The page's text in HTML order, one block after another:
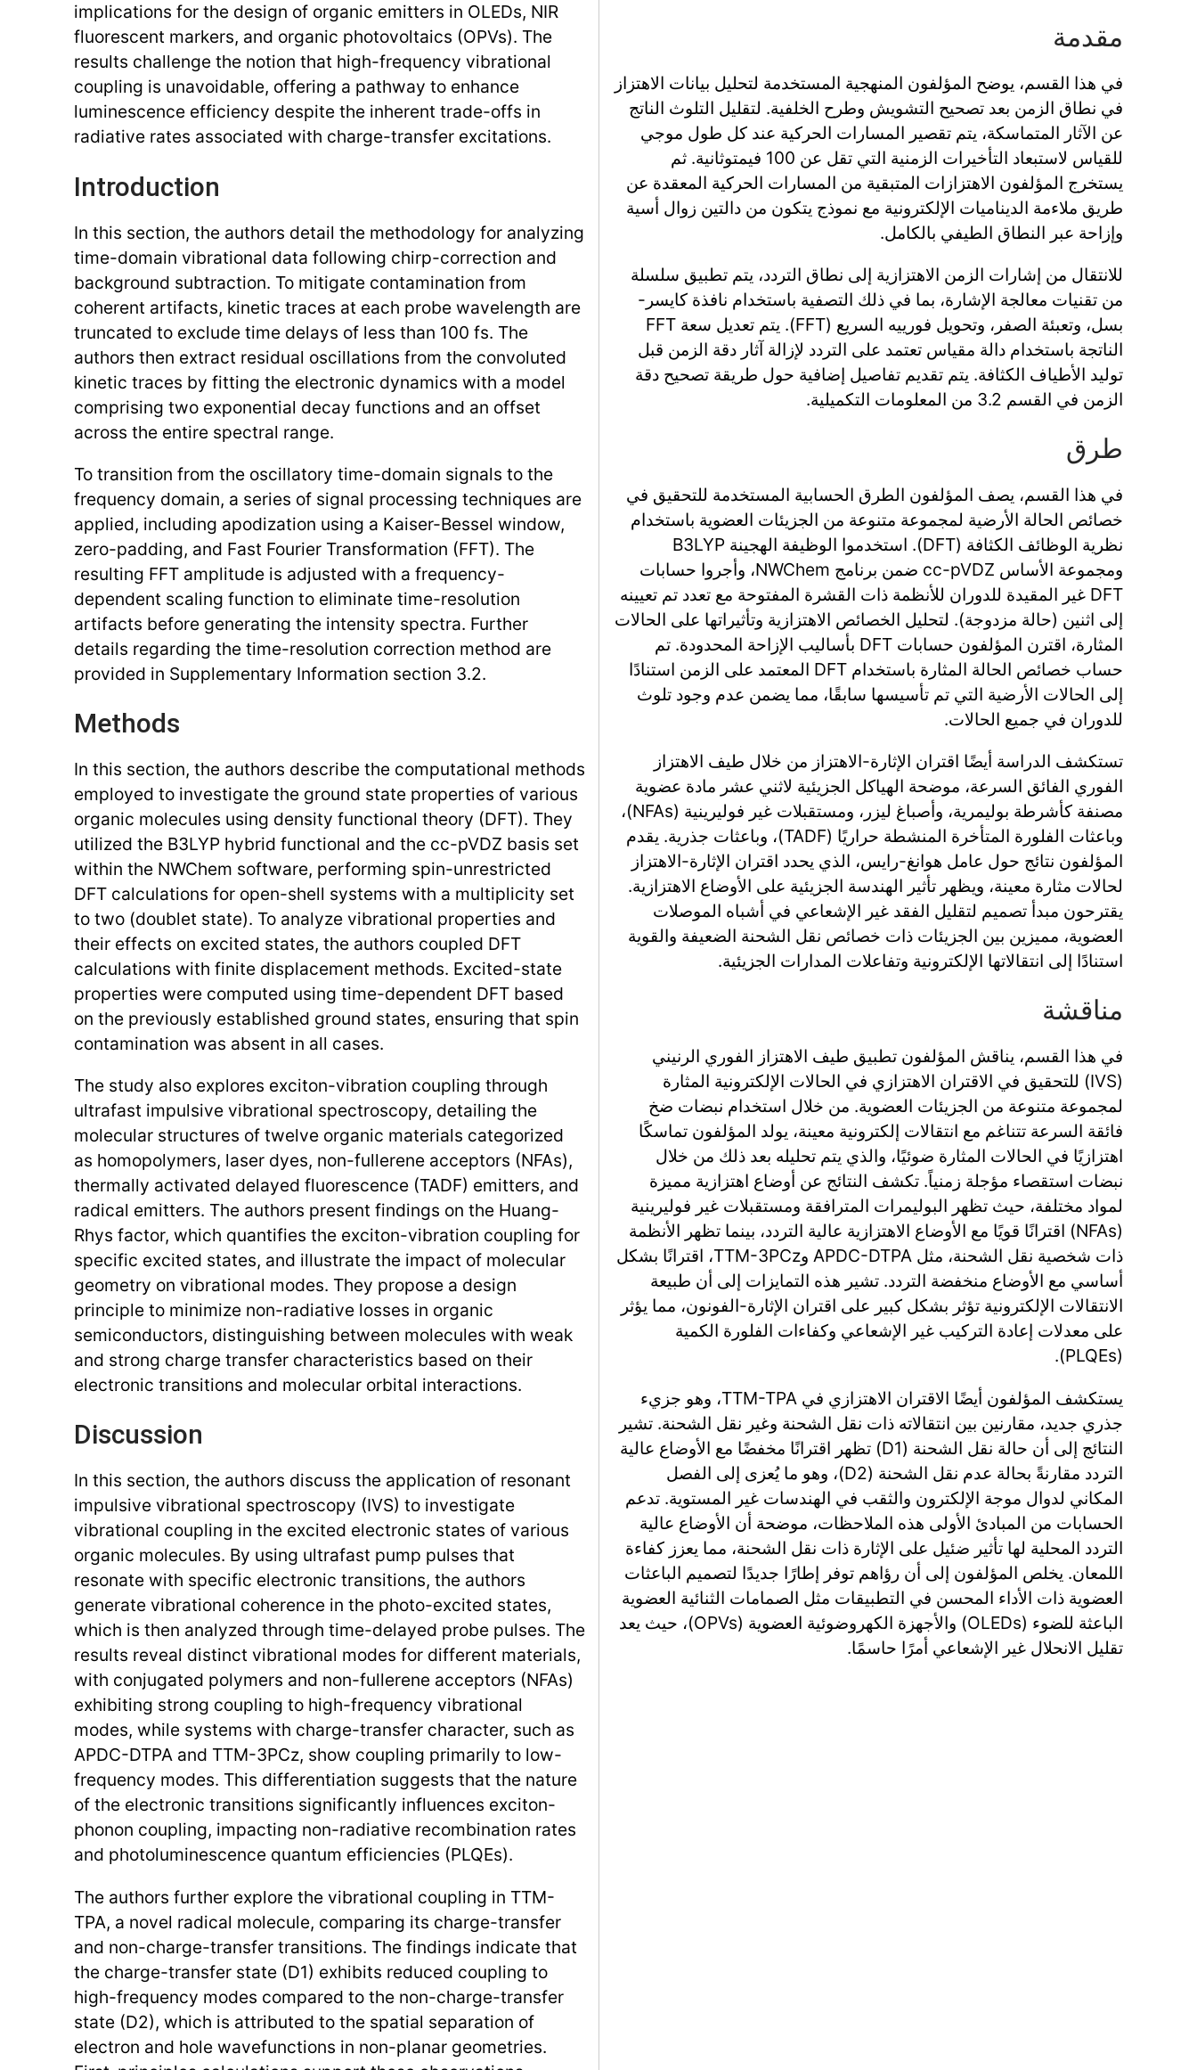
مقدمة
في هذا القسم، يوضح المؤلفون المنهجية المستخدمة لتحليل بيانات الاهتزاز
في نطاق الزمن بعد تصحيح التشويش وطرح الخلفية. لتقليل التلوث الناتج
عن الآثار المتماسكة، يتم تقصير المسارات الحركية عند كل طول موجي
للقياس لاستبعاد التأخيرات الزمنية التي تقل عن 100 فيمتوثانية. ثم
يستخرج المؤلفون الاهتزازات المتبقية من المسارات الحركية المعقدة عن
طريق ملاءمة الديناميات الإلكترونية مع نموذج يتكون من دالتين زوال أسية
وإزاحة عبر النطاق الطيفي بالكامل.
للانتقال من إشارات الزمن الاهتزازية إلى نطاق التردد، يتم تطبيق سلسلة
من تقنيات معالجة الإشارة، بما في ذلك التصفية باستخدام نافذة كايسر-
بسل، وتعبئة الصفر، وتحويل فورييه السريع (FFT). يتم تعديل سعة FFT
الناتجة باستخدام دالة مقياس تعتمد على التردد لإزالة آثار دقة الزمن قبل
توليد الأطياف الكثافة. يتم تقديم تفاصيل إضافية حول طريقة تصحيح دقة
الزمن في القسم 3.2 من المعلومات التكميلية.
طرق
في هذا القسم، يصف المؤلفون الطرق الحسابية المستخدمة للتحقيق في
خصائص الحالة الأرضية لمجموعة متنوعة من الجزيئات العضوية باستخدام
نظرية الوظائف الكثافة (DFT). استخدموا الوظيفة الهجينة B3LYP
ومجموعة الأساس cc-pVDZ ضمن برنامج NWChem، وأجروا حسابات
DFT غير المقيدة للدوران للأنظمة ذات القشرة المفتوحة مع تعدد تم تعيينه
إلى اثنين (حالة مزدوجة). لتحليل الخصائص الاهتزازية وتأثيراتها على الحالات
المثارة، اقترن المؤلفون حسابات DFT بأساليب الإزاحة المحدودة. تم
حساب خصائص الحالة المثارة باستخدام DFT المعتمد على الزمن استنادًا
إلى الحالات الأرضية التي تم تأسيسها سابقًا، مما يضمن عدم وجود تلوث
للدوران في جميع الحالات.
تستكشف الدراسة أيضًا اقتران الإثارة-الاهتزاز من خلال طيف الاهتزاز
الفوري الفائق السرعة، موضحة الهياكل الجزيئية لاثني عشر مادة عضوية
مصنفة كأشرطة بوليمرية، وأصباغ ليزر، ومستقبلات غير فوليرينية (NFAs)،
وباعثات الفلورة المتأخرة المنشطة حراريًا (TADF)، وباعثات جذرية. يقدم
المؤلفون نتائج حول عامل هوانغ-رايس، الذي يحدد اقتران الإثارة-الاهتزاز
لحالات مثارة معينة، ويظهر تأثير الهندسة الجزيئية على الأوضاع الاهتزازية.
يقترحون مبدأ تصميم لتقليل الفقد غير الإشعاعي في أشباه الموصلات
العضوية، مميزين بين الجزيئات ذات خصائص نقل الشحنة الضعيفة والقوية
استنادًا إلى انتقالاتها الإلكترونية وتفاعلات المدارات الجزيئية.
مناقشة
في هذا القسم، يناقش المؤلفون تطبيق طيف الاهتزاز الفوري الرنيني
(IVS) للتحقيق في الاقتران الاهتزازي في الحالات الإلكترونية المثارة
لمجموعة متنوعة من الجزيئات العضوية. من خلال استخدام نبضات ضخ
فائقة السرعة تتناغم مع انتقالات إلكترونية معينة، يولد المؤلفون تماسكًا
اهتزازيًا في الحالات المثارة ضوئيًا، والذي يتم تحليله بعد ذلك من خلال
نبضات استقصاء مؤجلة زمنياً. تكشف النتائج عن أوضاع اهتزازية مميزة
لمواد مختلفة، حيث تظهر البوليمرات المترافقة ومستقبلات غير فوليرينية
(NFAs) اقترانًا قويًا مع الأوضاع الاهتزازية عالية التردد، بينما تظهر الأنظمة
ذات شخصية نقل الشحنة، مثل APDC-DTPA وTTM-3PCz، اقترانًا بشكل
أساسي مع الأوضاع منخفضة التردد. تشير هذه التمايزات إلى أن طبيعة
الانتقالات الإلكترونية تؤثر بشكل كبير على اقتران الإثارة-الفونون، مما يؤثر
على معدلات إعادة التركيب غير الإشعاعي وكفاءات الفلورة الكمية
(PLQEs).
يستكشف المؤلفون أيضًا الاقتران الاهتزازي في TTM-TPA، وهو جزيء
جذري جديد، مقارنين بين انتقالاته ذات نقل الشحنة وغير نقل الشحنة. تشير
النتائج إلى أن حالة نقل الشحنة (D1) تظهر اقترانًا مخفضًا مع الأوضاع عالية
التردد مقارنةً بحالة عدم نقل الشحنة (D2)، وهو ما يُعزى إلى الفصل
المكاني لدوال موجة الإلكترون والثقب في الهندسات غير المستوية. تدعم
الحسابات من المبادئ الأولى هذه الملاحظات، موضحة أن الأوضاع عالية
التردد المحلية لها تأثير ضئيل على الإثارة ذات نقل الشحنة، مما يعزز كفاءة
اللمعان. يخلص المؤلفون إلى أن رؤاهم توفر إطارًا جديدًا لتصميم الباعثات
العضوية ذات الأداء المحسن في التطبيقات مثل الصمامات الثنائية العضوية
الباعثة للضوء (OLEDs) والأجهزة الكهروضوئية العضوية (OPVs)، حيث يعد
تقليل الانحلال غير الإشعاعي أمرًا حاسمًا.
implications for the design of organic emitters in OLEDs, NIR
fluorescent markers, and organic photovoltaics (OPVs). The
results challenge the notion that high-frequency vibrational
coupling is unavoidable, offering a pathway to enhance
luminescence efficiency despite the inherent trade-offs in
radiative rates associated with charge-transfer excitations.
Introduction
In this section, the authors detail the methodology for analyzing
time-domain vibrational data following chirp-correction and
background subtraction. To mitigate contamination from
coherent artifacts, kinetic traces at each probe wavelength are
truncated to exclude time delays of less than 100 fs. The
authors then extract residual oscillations from the convoluted
kinetic traces by fitting the electronic dynamics with a model
comprising two exponential decay functions and an offset
across the entire spectral range.
To transition from the oscillatory time-domain signals to the
frequency domain, a series of signal processing techniques are
applied, including apodization using a Kaiser-Bessel window,
zero-padding, and Fast Fourier Transformation (FFT). The
resulting FFT amplitude is adjusted with a frequency-
dependent scaling function to eliminate time-resolution
artifacts before generating the intensity spectra. Further
details regarding the time-resolution correction method are
provided in Supplementary Information section 3.2.
Methods
In this section, the authors describe the computational methods
employed to investigate the ground state properties of various
organic molecules using density functional theory (DFT). They
utilized the B3LYP hybrid functional and the cc-pVDZ basis set
within the NWChem software, performing spin-unrestricted
DFT calculations for open-shell systems with a multiplicity set
to two (doublet state). To analyze vibrational properties and
their effects on excited states, the authors coupled DFT
calculations with finite displacement methods. Excited-state
properties were computed using time-dependent DFT based
on the previously established ground states, ensuring that spin
contamination was absent in all cases.
The study also explores exciton-vibration coupling through
ultrafast impulsive vibrational spectroscopy, detailing the
molecular structures of twelve organic materials categorized
as homopolymers, laser dyes, non-fullerene acceptors (NFAs),
thermally activated delayed fluorescence (TADF) emitters, and
radical emitters. The authors present findings on the Huang-
Rhys factor, which quantifies the exciton-vibration coupling for
specific excited states, and illustrate the impact of molecular
geometry on vibrational modes. They propose a design
principle to minimize non-radiative losses in organic
semiconductors, distinguishing between molecules with weak
and strong charge transfer characteristics based on their
electronic transitions and molecular orbital interactions.
Discussion
In this section, the authors discuss the application of resonant
impulsive vibrational spectroscopy (IVS) to investigate
vibrational coupling in the excited electronic states of various
organic molecules. By using ultrafast pump pulses that
resonate with specific electronic transitions, the authors
generate vibrational coherence in the photo-excited states,
which is then analyzed through time-delayed probe pulses. The
results reveal distinct vibrational modes for different materials,
with conjugated polymers and non-fullerene acceptors (NFAs)
exhibiting strong coupling to high-frequency vibrational
modes, while systems with charge-transfer character, such as
APDC-DTPA and TTM-3PCz, show coupling primarily to low-
frequency modes. This differentiation suggests that the nature
of the electronic transitions significantly influences exciton-
phonon coupling, impacting non-radiative recombination rates
and photoluminescence quantum efficiencies (PLQEs).
The authors further explore the vibrational coupling in TTM-
TPA, a novel radical molecule, comparing its charge-transfer
and non-charge-transfer transitions. The findings indicate that
the charge-transfer state (D1) exhibits reduced coupling to
high-frequency modes compared to the non-charge-transfer
state (D2), which is attributed to the spatial separation of
electron and hole wavefunctions in non-planar geometries.